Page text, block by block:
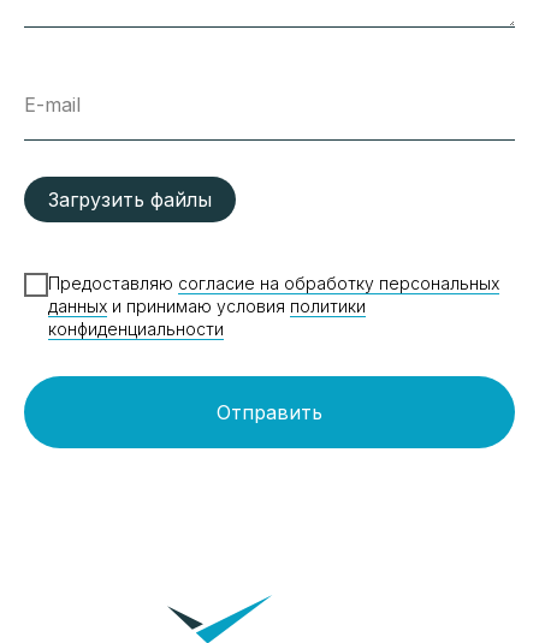
E-mail
Загрузить файлы
Предоставляю согласие на обработку персональных
данных и принимаю условия политики
конфиденциальности
Отправить